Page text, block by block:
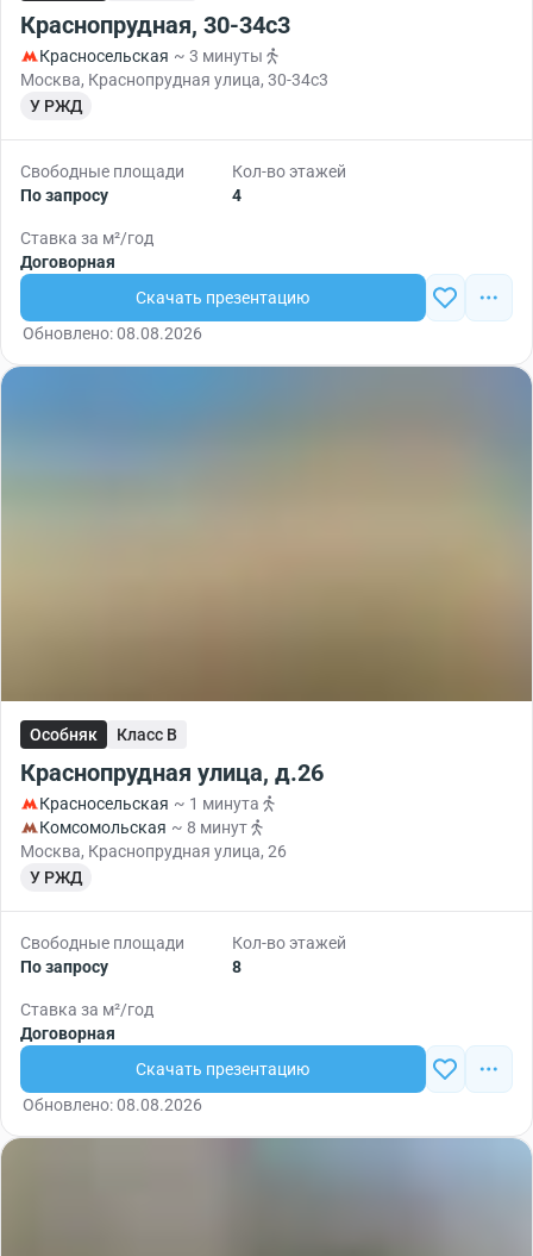
Краснопрудная, 30-34с3
Красносельская ~ 3 минуты
Москва, Краснопрудная улица, 30-34с3
У РЖД
Свободные площади
По запросу
Кол-во этажей
4
Ставка за м²/год
Договорная
Скачать презентацию
Обновлено: 08.08.2026
Особняк Класс B
Краснопрудная улица, д.26
Красносельская ~ 1 минута
Комсомольская ~ 8 минут
Москва, Краснопрудная улица, 26
У РЖД
Свободные площади
По запросу
Кол-во этажей
8
Ставка за м²/год
Договорная
Скачать презентацию
Обновлено: 08.08.2026